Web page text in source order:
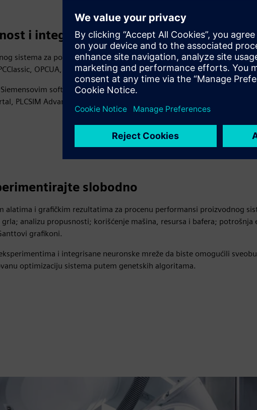
i integraciju
sistema za podršku više interfejsa i kapaciteta integracije, uključujući
OPCUA, Oracle SKL, Socket i KSML.
softverskim aplikacijama kao što su NX Line Designer,
PLCSIM Advanced i SIMIT.
slobodno
alatima i grafičkim rezultatima za procenu performansi proizvodnog
analizu propusnosti; korišćenje mašina, resursa i bafera; potrošnja
grafikoni.
i integrisane neuronske mreže da biste omogućili
optimizaciju sistema putem genetskih algoritama.